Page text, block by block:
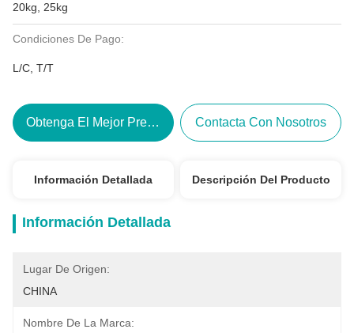
20kg, 25kg
Condiciones De Pago:
L/C, T/T
Obtenga El Mejor Precio Contacta Con Nosotros
Información Detallada Descripción Del Producto
Información Detallada
Lugar De Origen:
CHINA
Nombre De La Marca: